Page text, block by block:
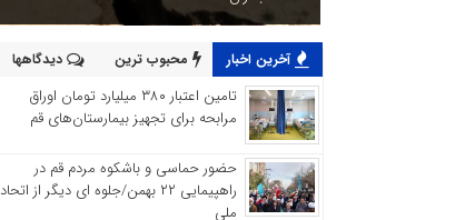
آخرین اخبار محبوب ترین دیدگاهها
تامین اعتبار ۳۸۰ میلیارد تومان اوراق
مرابحه برای تجهیز بیمارستان‌های قم
حضور حماسی و باشکوه مردم قم در
راهپیمایی ۲۲ بهمن/جلوه ای دیگر از اتحاد
ملی